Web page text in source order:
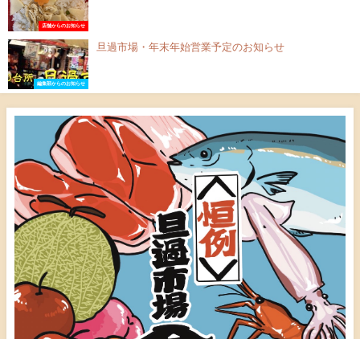
店舗からのお知らせ
編集部からのお知らせ
旦過市場・年末年始営業予定のお知らせ